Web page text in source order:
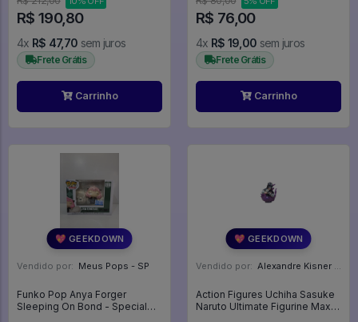
R$ 190,80
4x R$ 47,70 sem juros
Frete Grátis
Carrinho
R$ 76,00
4x R$ 19,00 sem juros
Frete Grátis
Carrinho
💖 GEEKDOWN
Vendido por: Meus Pops - SP
Funko Pop Anya Forger
Sleeping On Bond - Special
💖 GEEKDOWN
Vendido por: Alexandre Kisner - PR
Action Figures Uchiha Sasuke
Naruto Ultimate Figurine Maxi